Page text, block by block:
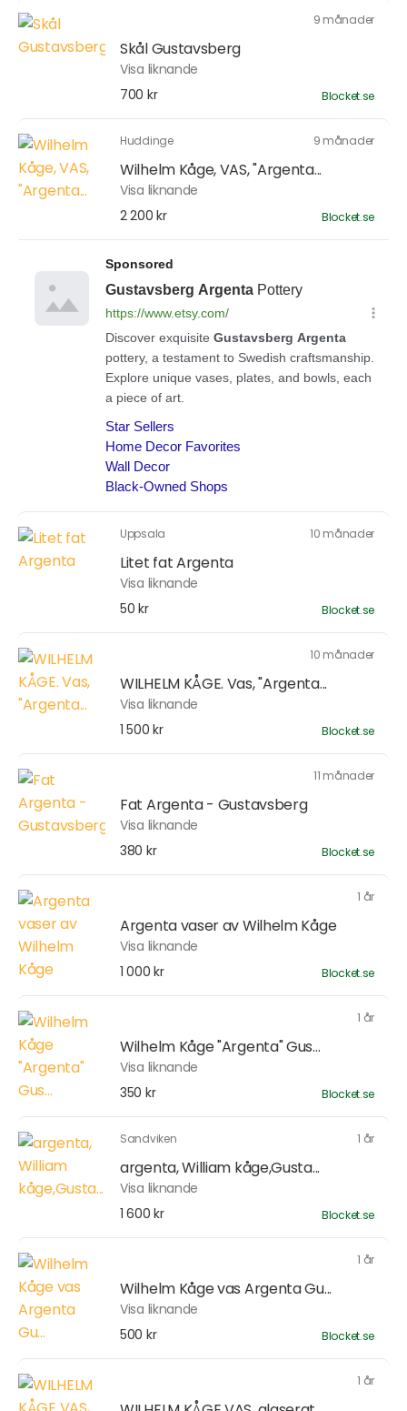
9 månader
Skål Gustavsberg
Visa liknande
700 kr
Blocket.se
Huddinge 9 månader
Wilhelm Kåge, VAS, "Argenta...
Visa liknande
2 200 kr
Blocket.se
Uppsala 10 månader
Litet fat Argenta
Visa liknande
50 kr
Blocket.se
10 månader
WILHELM KÅGE. Vas, "Argenta...
Visa liknande
1 500 kr
Blocket.se
11 månader
Fat Argenta - Gustavsberg
Visa liknande
380 kr
Blocket.se
1 år
Argenta vaser av Wilhelm Kåge
Visa liknande
1 000 kr
Blocket.se
1 år
Wilhelm Kåge "Argenta" Gus...
Visa liknande
350 kr
Blocket.se
Sandviken 1 år
argenta, William kåge,Gusta...
Visa liknande
1 600 kr
Blocket.se
1 år
Wilhelm Kåge vas Argenta Gu...
Visa liknande
500 kr
Blocket.se
1 år